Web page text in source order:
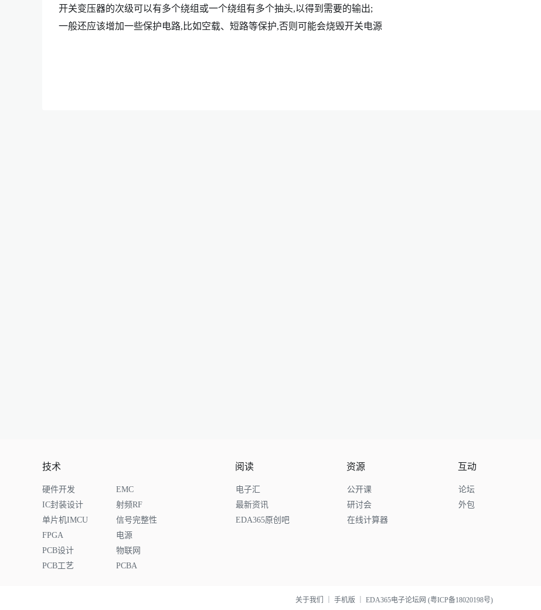
开关变压器的次级可以有多个绕组或一个绕组有多个抽头,以得到需要的输出;
一般还应该增加一些保护电路,比如空载、短路等保护,否则可能会烧毁开关电源
技术
硬件开发
EMC
IC封装设计
射频RF
单片机IMCU
信号完整性
FPGA
电源
PCB设计
物联网
PCB工艺
PCBA
阅读
电子汇
最新资讯
EDA365原创吧
资源
公开课
研讨会
在线计算器
互动
论坛
外包
关于我们 手机版 EDA365电子论坛网 (粤ICP备18020198号)